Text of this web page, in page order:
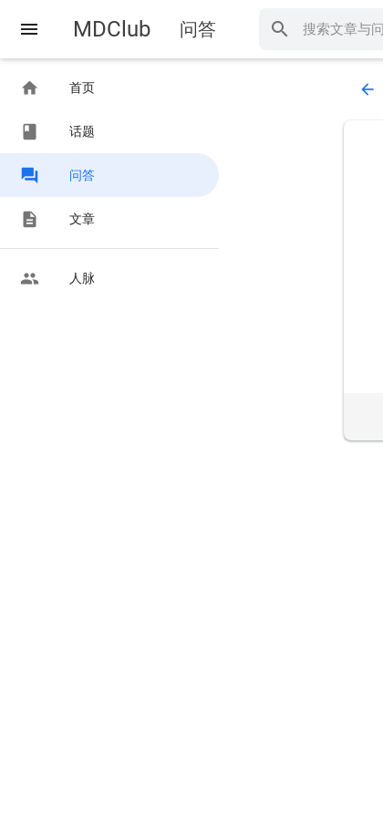
menu MDClub 问答 search
home 首页
class 话题
forum 问答
description 文章
people 人脉
arrow_back